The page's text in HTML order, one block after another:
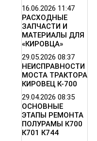
16.06.2026 11:47
РАСХОДНЫЕ
ЗАПЧАСТИ И
МАТЕРИАЛЫ ДЛЯ
«КИРОВЦА»
29.05.2026 08:37
НЕИСПРАВНОСТИ
МОСТА ТРАКТОРА
КИРОВЕЦ К-700
29.04.2026 08:35
ОСНОВНЫЕ
ЭТАПЫ РЕМОНТА
ПОЛУРАМЫ К700
К701 К744